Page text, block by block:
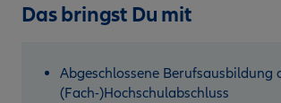
Das bringst Du mit
Abgeschlossene Berufsausbildung
(Fach-)Hochschulabschluss